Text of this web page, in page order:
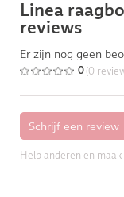
Linea
reviews
Er zijn nog geen
0 (0
Help anderen en